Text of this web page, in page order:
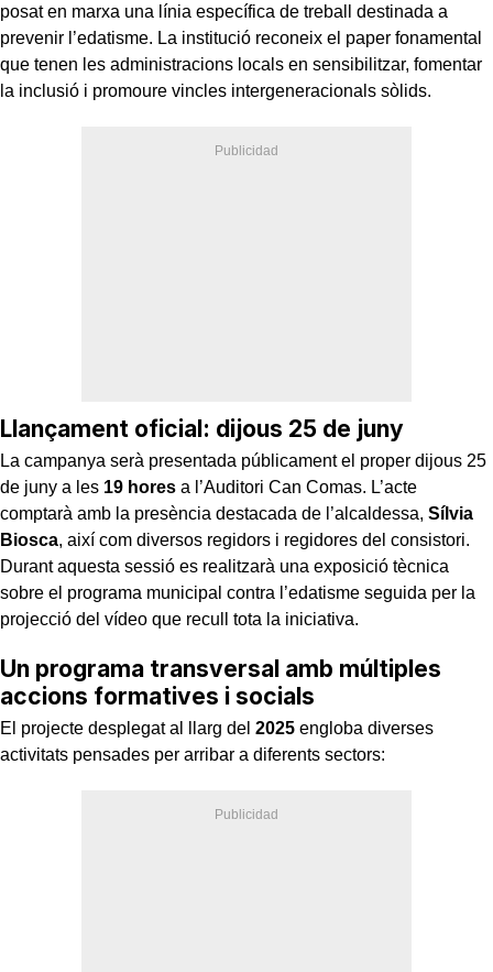
posat en marxa una línia específica de treball destinada a
prevenir l’edatisme. La institució reconeix el paper fonamental
que tenen les administracions locals en sensibilitzar, fomentar
la inclusió i promoure vincles intergeneracionals sòlids.
Llançament oficial: dijous 25 de juny
La campanya serà presentada públicament el proper dijous 25
de juny a les 19 hores a l’Auditori Can Comas. L’acte
comptarà amb la presència destacada de l’alcaldessa, Sílvia
Biosca, així com diversos regidors i regidores del consistori.
Durant aquesta sessió es realitzarà una exposició tècnica
sobre el programa municipal contra l’edatisme seguida per la
projecció del vídeo que recull tota la iniciativa.
Un programa transversal amb múltiples
accions formatives i socials
El projecte desplegat al llarg del 2025 engloba diverses
activitats pensades per arribar a diferents sectors: